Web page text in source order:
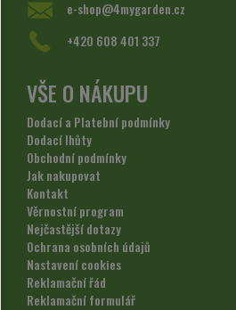
e-shop@4mygarden.cz
+420 608 401 337
VŠE O NÁKUPU
Dodací a Platební podmínky
Dodací lhůty
Obchodní podmínky
Jak nakupovat
Kontakt
Věrnostní program
Nejčastější dotazy
Ochrana osobních údajů
Nastavení cookies
Reklamační řád
Reklamační formulář